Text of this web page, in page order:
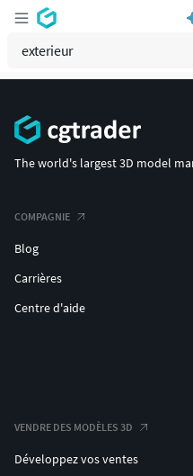
The world's largest 3D model
COMPAGNIE
Blog
Carrières
Centre d'aide
VENDRE DES MODÈLES 3D
Développez vos ventes